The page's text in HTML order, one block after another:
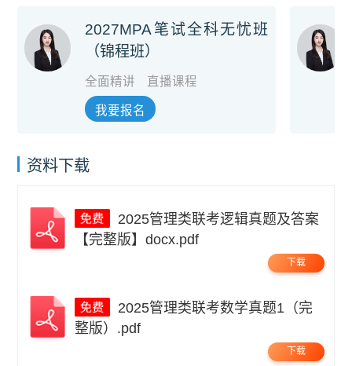
2027MPA笔试全科无忧班
（锦程班）
全面精讲 直播课程
我要报名
资料下载
【完整版】docx.pdf
下载
整版）.pdf
下载